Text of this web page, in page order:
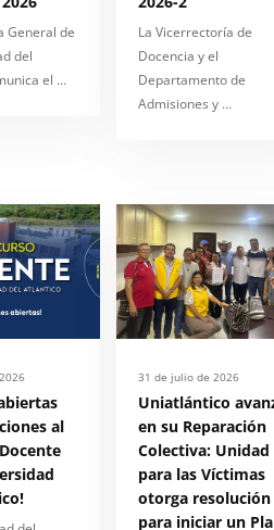
General de
del
el …
La Vicerrectoría de
Docencia y el
Departamento de
Admisiones y …
al
31 de julio de 2026
Uniatlántico
en su Reparación
Colectiva: Unidad
para las Víctimas
otorga resolución
para iniciar un